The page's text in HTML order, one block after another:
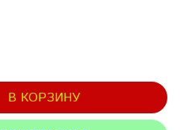
В КОРЗИНУ